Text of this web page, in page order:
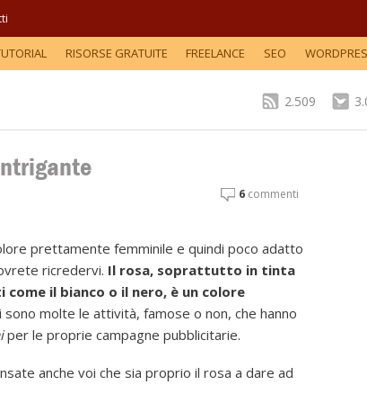
RISORSE GRATUITE FREELANCE SEO
2.509
6 commenti
prettamente femminile e quindi poco adatto
ricredervi. Il rosa, soprattutto in tinta
il bianco o il nero, è un colore
sono molte le attività, famose o non, che hanno
per le proprie campagne pubblicitarie.
anche voi che sia proprio il rosa a dare ad